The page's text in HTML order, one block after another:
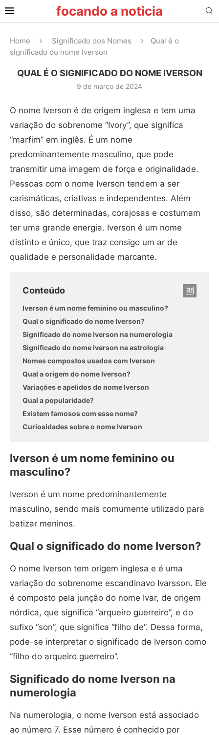
focando a noticia
Home Significado dos Nomes
Qual é o
significado do nome Iverson
QUAL É O SIGNIFICADO DO NOME IVERSON
9 de março de 2024
O nome Iverson é de origem inglesa e tem uma
variação do sobrenome “Ivory”, que significa
“marfim” em inglês. É um nome
predominantemente masculino, que pode
transmitir uma imagem de força e originalidade.
Pessoas com o nome Iverson tendem a ser
carismáticas, criativas e independentes. Além
disso, são determinadas, corajosas e costumam
ter uma grande energia. Iverson é um nome
distinto e único, que traz consigo um ar de
qualidade e personalidade marcante.
Conteúdo
Iverson é um nome feminino ou masculino?
Qual o significado do nome Iverson?
Significado do nome Iverson na numerologia
Significado do nome Iverson na astrologia
Nomes compostos usados com Iverson
Qual a origem do nome Iverson?
Variações e apelidos do nome Iverson
Qual a popularidade?
Existem famosos com esse nome?
Curiosidades sobre o nome Iverson
Iverson é um nome feminino ou
masculino?
Iverson é um nome predominantemente
masculino, sendo mais comumente utilizado para
batizar meninos.
Qual o significado do nome Iverson?
O nome Iverson tem origem inglesa e é uma
variação do sobrenome escandinavo Ivarsson. Ele
é composto pela junção do nome Ivar, de origem
nórdica, que significa “arqueiro guerreiro”, e do
sufixo “son”, que significa “filho de”. Dessa forma,
pode-se interpretar o significado de Iverson como
“filho do arqueiro guerreiro”.
Significado do nome Iverson na
numerologia
Na numerologia, o nome Iverson está associado
ao número 7. Esse número é conhecido por